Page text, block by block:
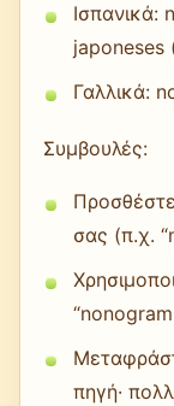
Ισπανικά:
japoneses
Γαλλικά:
Συμβουλές:
σας (π.χ.
πηγή·